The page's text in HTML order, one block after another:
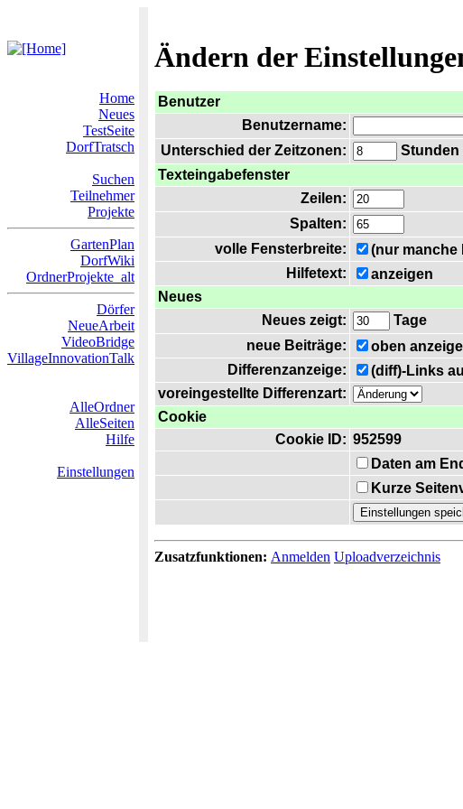
Ändern der
Home
Neues
TestSeite
DorfTratsch
Suchen
Teilnehmer
Projekte
GartenPlan
DorfWiki
OrdnerProjekte_alt
Dörfer
NeueArbeit
VideoBridge
VillageInnovationTalk
AlleOrdner
AlleSeiten
Hilfe
Einstellungen
Benutzer
Benutzername:
Unterschied der Zeitzonen:
Stunden
Texteingabefenster
Zeilen:
Spalten:
volle Fensterbreite:
(nur manche
Hilfetext:
anzeigen
Neues
Neues zeigt:
Tage
neue Beiträge:
oben
Differenzanzeige:
(diff)-Links
voreingestellte Differenzart:
Cookie
Cookie ID: 952599
Daten am
Kurze
Zusatzfunktionen: Anmelden Uploadverzeichnis